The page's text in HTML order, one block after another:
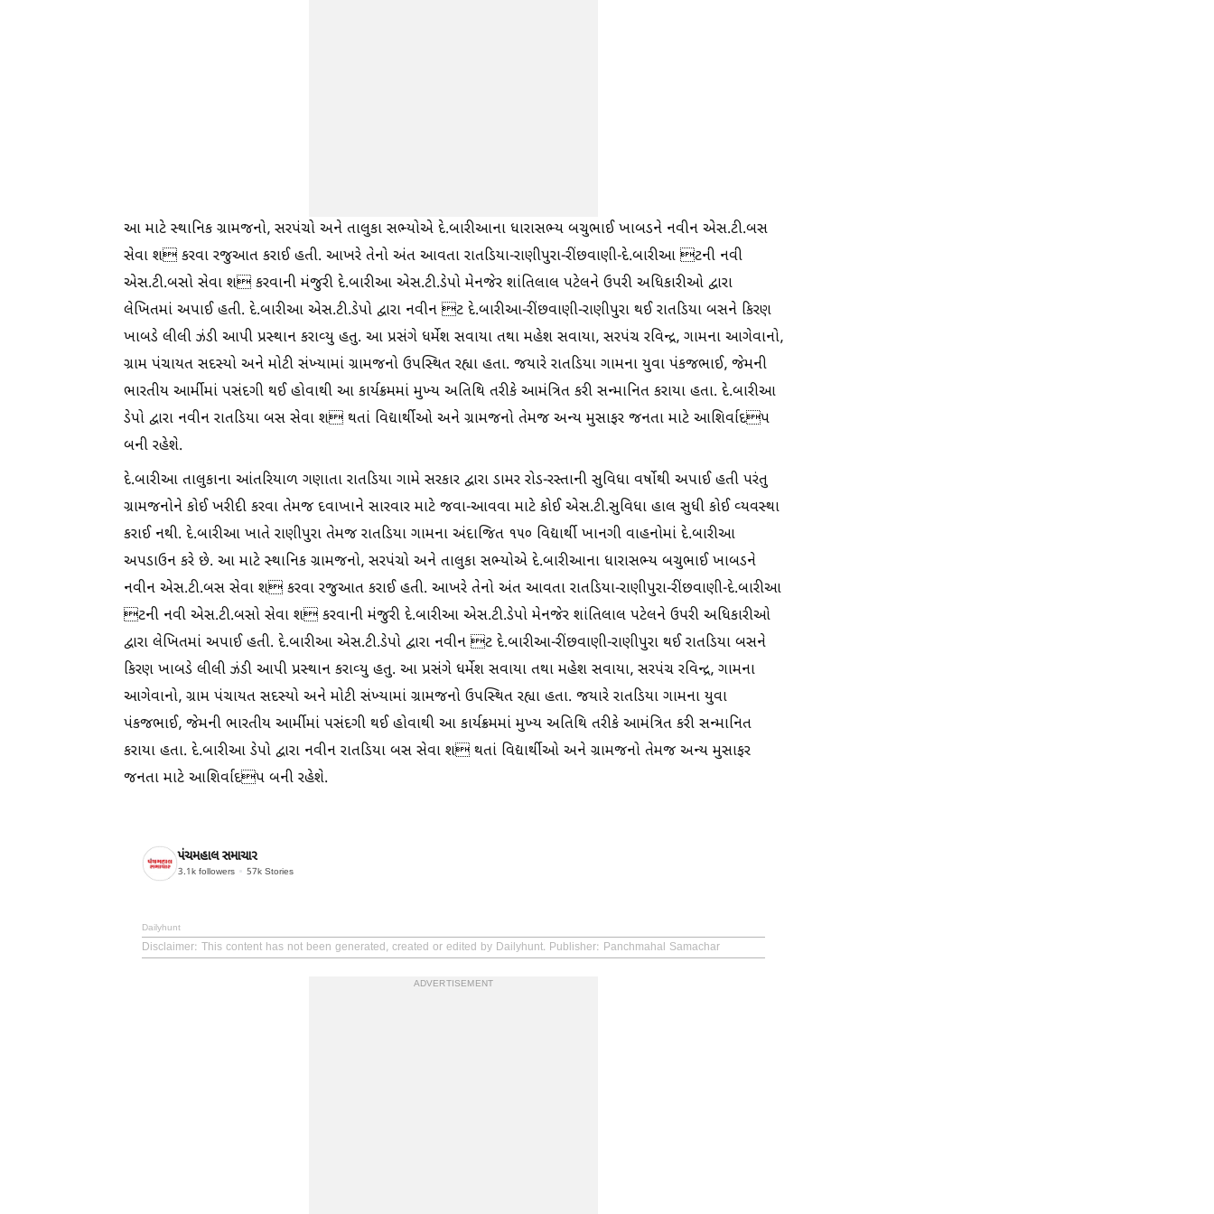
આ માટે સ્થાનિક ગ્રામજનો, સરપંચો અને તાલુકા સભ્યોએ દે.બારીઆના ધારાસભ્ય બચુભાઈ ખાબડને નવીન એસ.ટી.બસ
સેવા શ કરવા રજુઆત કરાઈ હતી. આખરે તેનો અંત આવતા રાતડિયા-રાણીપુરા-રીંછવાણી-દે.બારીઆ ટની નવી
એસ.ટી.બસો સેવા શ કરવાની મંજુરી દે.બારીઆ એસ.ટી.ડેપો મેનજેર શાંતિલાલ પટેલને ઉપરી અધિકારીઓ દ્વારા
લેખિતમાં અપાઈ હતી. દે.બારીઆ એસ.ટી.ડેપો દ્વારા નવીન ટ દે.બારીઆ-રીંછવાણી-રાણીપુરા થઈ રાતડિયા બસને કિરણ
ખાબડે લીલી ઝંડી આપી પ્રસ્થાન કરાવ્યુ હતુ. આ પ્રસંગે ધર્મેશ સવાયા તથા મહેશ સવાયા, સરપંચ રવિન્દ્ર, ગામના આગેવાનો,
ગ્રામ પંચાયત સદસ્યો અને મોટી સંખ્યામાં ગ્રામજનો ઉપસ્થિત રહ્યા હતા. જયારે રાતડિયા ગામના યુવા પંકજભાઈ, જેમની
ભારતીય આર્મીમાં પસંદગી થઈ હોવાથી આ કાર્યક્રમમાં મુખ્ય અતિથિ તરીકે આમંત્રિત કરી સન્માનિત કરાયા હતા. દે.બારીઆ
ડેપો દ્વારા નવીન રાતડિયા બસ સેવા શ થતાં વિદ્યાર્થીઓ અને ગ્રામજનો તેમજ અન્ય મુસાફર જનતા માટે આશિર્વાદપ
બની રહેશે.
દે.બારીઆ તાલુકાના આંતરિયાળ ગણાતા રાતડિયા ગામે સરકાર દ્વારા ડામર રોડ-રસ્તાની સુવિધા વર્ષોથી અપાઈ હતી પરંતુ
ગ્રામજનોને કોઈ ખરીદી કરવા તેમજ દવાખાને સારવાર માટે જવા-આવવા માટે કોઈ એસ.ટી.સુવિધા હાલ સુધી કોઈ વ્યવસ્થા
કરાઈ નથી. દે.બારીઆ ખાતે રાણીપુરા તેમજ રાતડિયા ગામના અંદાજિત ૧૫૦ વિદ્યાર્થી ખાનગી વાહનોમાં દે.બારીઆ
અપડાઉન કરે છે. આ માટે સ્થાનિક ગ્રામજનો, સરપંચો અને તાલુકા સભ્યોએ દે.બારીઆના ધારાસભ્ય બચુભાઈ ખાબડને
નવીન એસ.ટી.બસ સેવા શ કરવા રજુઆત કરાઈ હતી. આખરે તેનો અંત આવતા રાતડિયા-રાણીપુરા-રીંછવાણી-દે.બારીઆ
ટની નવી એસ.ટી.બસો સેવા શ કરવાની મંજુરી દે.બારીઆ એસ.ટી.ડેપો મેનજેર શાંતિલાલ પટેલને ઉપરી અધિકારીઓ
દ્વારા લેખિતમાં અપાઈ હતી. દે.બારીઆ એસ.ટી.ડેપો દ્વારા નવીન ટ દે.બારીઆ-રીંછવાણી-રાણીપુરા થઈ રાતડિયા બસને
કિરણ ખાબડે લીલી ઝંડી આપી પ્રસ્થાન કરાવ્યુ હતુ. આ પ્રસંગે ધર્મેશ સવાયા તથા મહેશ સવાયા, સરપંચ રવિન્દ્ર, ગામના
આગેવાનો, ગ્રામ પંચાયત સદસ્યો અને મોટી સંખ્યામાં ગ્રામજનો ઉપસ્થિત રહ્યા હતા. જયારે રાતડિયા ગામના યુવા
પંકજભાઈ, જેમની ભારતીય આર્મીમાં પસંદગી થઈ હોવાથી આ કાર્યક્રમમાં મુખ્ય અતિથિ તરીકે આમંત્રિત કરી સન્માનિત
કરાયા હતા. દે.બારીઆ ડેપો દ્વારા નવીન રાતડિયા બસ સેવા શ થતાં વિદ્યાર્થીઓ અને ગ્રામજનો તેમજ અન્ય મુસાફર
જનતા માટે આશિર્વાદપ બની રહેશે.
પંચમહાલ સમાચાર
3.1k followers 57k Stories
Dailyhunt
Disclaimer: This content has not been generated, created or edited by Dailyhunt. Publisher: Panchmahal Samachar
ADVERTISEMENT